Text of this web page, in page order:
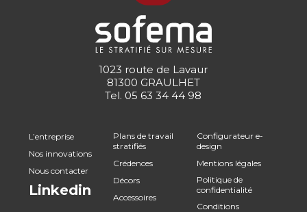
1023 route de Lavaur
81300 GRAULHET
Tel. 05 63 34 44 98
L’entreprise
Nos innovations
Nous contacter
Linkedin
Plans de travail
stratifiés
Crédences
Décors
Accessoires
Configurateur e-
design
Mentions légales
Politique de
confidentialité
Conditions